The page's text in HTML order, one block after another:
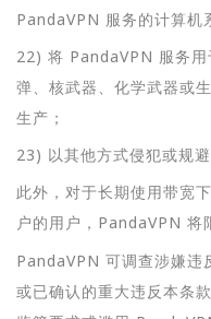
PandaVPN 服务的计算机
22) 将 PandaVPN 服务用
弹、核武器、化学武器或
生产；
23) 以其他方式侵犯或规避
此外，对于长期使用带宽
户的用户，PandaVPN 将
PandaVPN 可调查涉嫌违
或已确认的重大违反本条